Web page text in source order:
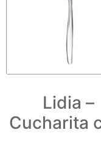
Lidia –
Cucharita